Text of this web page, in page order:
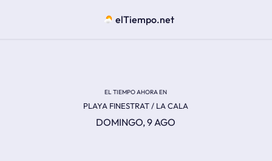
elTiempo.net
EL TIEMPO AHORA EN
PLAYA FINESTRAT / LA CALA
DOMINGO, 9 AGO